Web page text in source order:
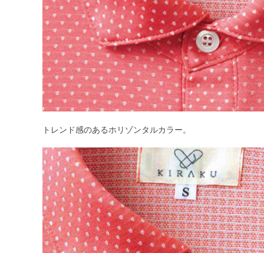
トレンド感のあるホリゾンタルカラー。